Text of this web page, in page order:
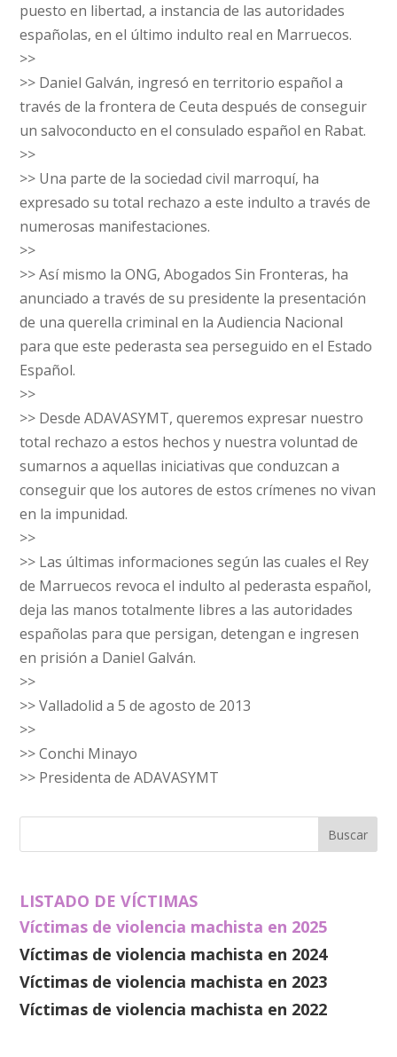
puesto en libertad, a instancia de las autoridades
españolas, en el último indulto real en Marruecos.
>>
>> Daniel Galván, ingresó en territorio español a
través de la frontera de Ceuta después de conseguir
un salvoconducto en el consulado español en Rabat.
>>
>> Una parte de la sociedad civil marroquí, ha
expresado su total rechazo a este indulto a través de
numerosas manifestaciones.
>>
>> Así mismo la ONG, Abogados Sin Fronteras, ha
anunciado a través de su presidente la presentación
de una querella criminal en la Audiencia Nacional
para que este pederasta sea perseguido en el Estado
Español.
>>
>> Desde ADAVASYMT, queremos expresar nuestro
total rechazo a estos hechos y nuestra voluntad de
sumarnos a aquellas iniciativas que conduzcan a
conseguir que los autores de estos crímenes no vivan
en la impunidad.
>>
>> Las últimas informaciones según las cuales el Rey
de Marruecos revoca el indulto al pederasta español,
deja las manos totalmente libres a las autoridades
españolas para que persigan, detengan e ingresen
en prisión a Daniel Galván.
>>
>> Valladolid a 5 de agosto de 2013
>>
>> Conchi Minayo
>> Presidenta de ADAVASYMT
LISTADO DE VÍCTIMAS
Víctimas de violencia machista en 2025
Víctimas de violencia machista en 2024
Víctimas de violencia machista en 2023
Víctimas de violencia machista en 2022